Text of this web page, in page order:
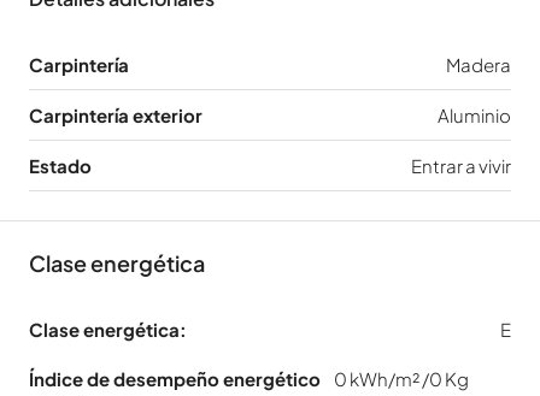
Carpintería Madera
Carpintería exterior Aluminio
Estado Entrar a vivir
Clase energética
Clase energética: E
Índice de desempeño energético
0 kWh/m² /0 Kg